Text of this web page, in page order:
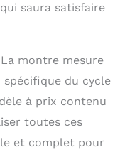
saura satisfaire
montre mesure
spécifique du cycle
à prix contenu
toutes ces
et complet pour